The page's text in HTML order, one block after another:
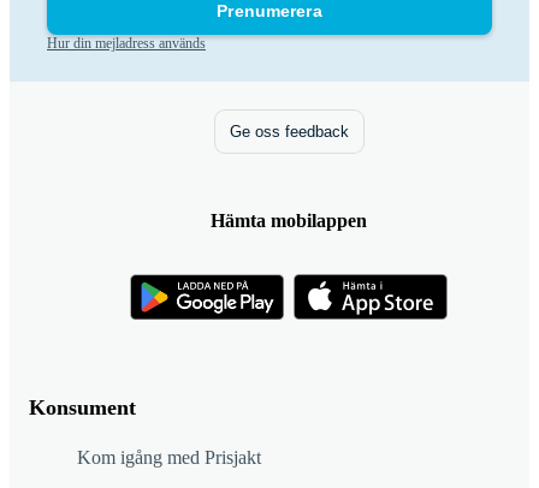
Prenumerera
Hur din mejladress används
Konsument
Kom igång med Prisjakt
Ge oss feedback
Hämta mobilappen